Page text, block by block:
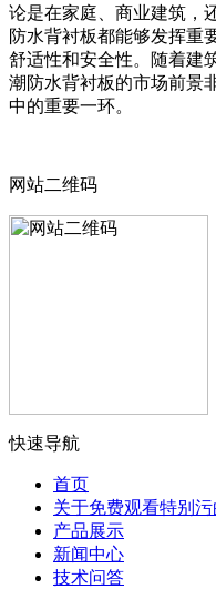
论是在家庭、商业建筑，
防水背衬板都能够发挥重
舒适性和安全性。随着建
潮防水背衬板的市场前景
中的重要一环。
网站二维码
快速导航
首页
关于免费观看特别
产品展示
新闻中心
技术问答